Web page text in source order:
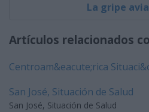
La gripe
Artículos relacionados
Centroam&eacute;rica
San José, Situación de Salud
San José, Situación de Salud